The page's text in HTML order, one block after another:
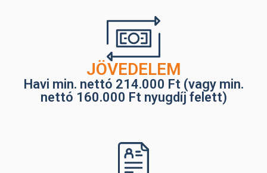
JÖVEDELEM
Havi min. nettó 214.000 Ft (vagy min.
nettó 160.000 Ft nyugdíj felett)